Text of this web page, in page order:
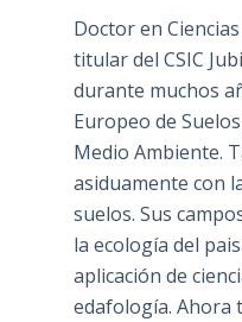
Doctor en
titular del CSIC
durante muchos
Europeo de
Medio Ambiente.
asiduamente con
suelos. Sus
la ecología del
aplicación de
edafología. Ahora